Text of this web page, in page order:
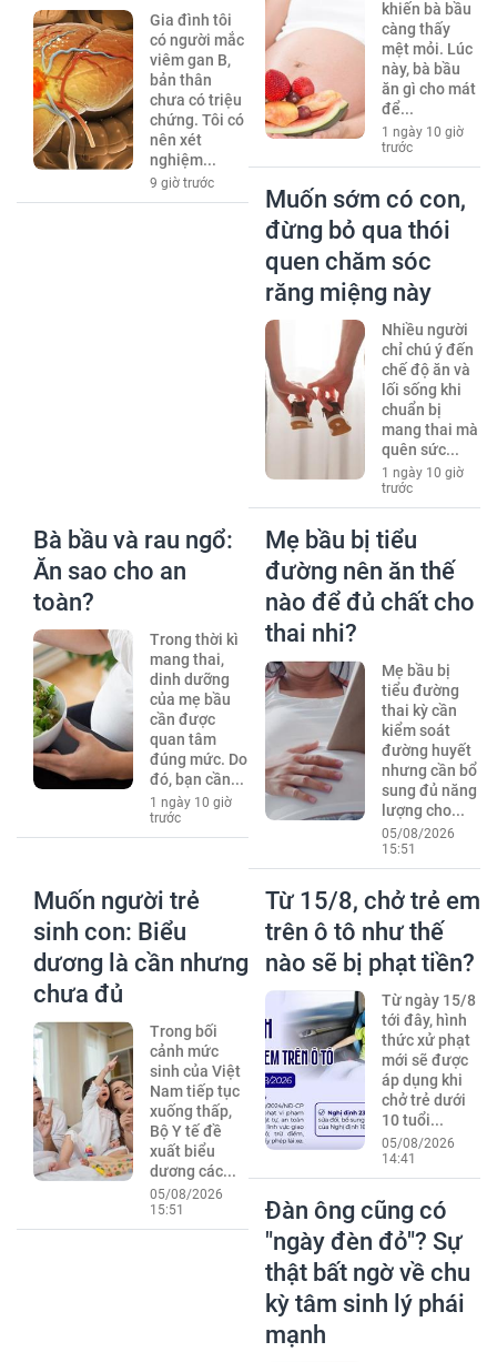
Gia đình tôi
có người mắc
viêm gan B,
bản thân
chưa có triệu
chứng. Tôi có
nên xét
nghiệm...
9 giờ trước
khiến bà bầu
càng thấy
mệt mỏi. Lúc
này, bà bầu
ăn gì cho mát
để...
1 ngày 10 giờ
trước
Muốn sớm có con,
đừng bỏ qua thói
quen chăm sóc
răng miệng này
Nhiều người
chỉ chú ý đến
chế độ ăn và
lối sống khi
chuẩn bị
mang thai mà
quên sức...
1 ngày 10 giờ
trước
Bà bầu và rau ngổ:
Ăn sao cho an
toàn?
Trong thời kì
mang thai,
dinh dưỡng
của mẹ bầu
cần được
quan tâm
đúng mức. Do
đó, bạn cần...
1 ngày 10 giờ
trước
Mẹ bầu bị tiểu
đường nên ăn thế
nào để đủ chất cho
thai nhi?
Mẹ bầu bị
tiểu đường
thai kỳ cần
kiểm soát
đường huyết
nhưng cần bổ
sung đủ năng
lượng cho...
05/08/2026
15:51
Muốn người trẻ
sinh con: Biểu
dương là cần nhưng
chưa đủ
Trong bối
cảnh mức
sinh của Việt
Nam tiếp tục
xuống thấp,
Bộ Y tế đề
xuất biểu
dương các...
05/08/2026
15:51
Từ 15/8, chở trẻ em
trên ô tô như thế
nào sẽ bị phạt tiền?
Từ ngày 15/8
tới đây, hình
thức xử phạt
mới sẽ được
áp dụng khi
chở trẻ dưới
10 tuổi...
05/08/2026
14:41
Đàn ông cũng có
"ngày đèn đỏ"? Sự
thật bất ngờ về chu
kỳ tâm sinh lý phái
mạnh